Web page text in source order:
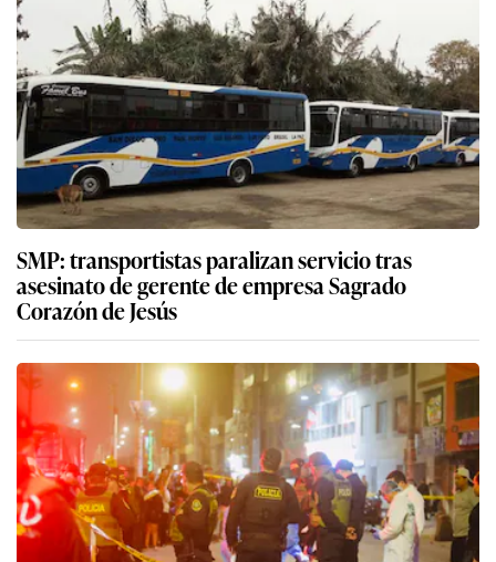
SMP: transportistas paralizan servicio tras
asesinato de gerente de empresa Sagrado
Corazón de Jesús